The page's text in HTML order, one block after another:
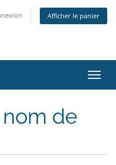
Afficher le panier
la
de